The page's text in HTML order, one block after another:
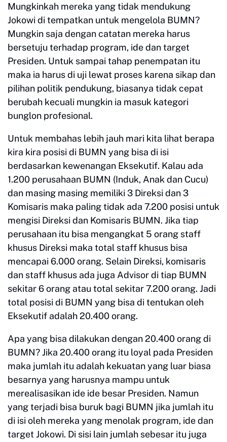
Mungkinkah mereka yang tidak mendukung
Jokowi di tempatkan untuk mengelola BUMN?
Mungkin saja dengan catatan mereka harus
bersetuju terhadap program, ide dan target
Presiden. Untuk sampai tahap penempatan itu
maka ia harus di uji lewat proses karena sikap dan
pilihan politik pendukung, biasanya tidak cepat
berubah kecuali mungkin ia masuk kategori
bunglon profesional.
Untuk membahas lebih jauh mari kita lihat berapa
kira kira posisi di BUMN yang bisa di isi
berdasarkan kewenangan Eksekutif. Kalau ada
1.200 perusahaan BUMN (Induk, Anak dan Cucu)
dan masing masing memiliki 3 Direksi dan 3
Komisaris maka paling tidak ada 7.200 posisi untuk
mengisi Direksi dan Komisaris BUMN. Jika tiap
perusahaan itu bisa mengangkat 5 orang staff
khusus Direksi maka total staff khusus bisa
mencapai 6.000 orang. Selain Direksi, komisaris
dan staff khusus ada juga Advisor di tiap BUMN
sekitar 6 orang atau total sekitar 7.200 orang. Jadi
total posisi di BUMN yang bisa di tentukan oleh
Eksekutif adalah 20.400 orang.
Apa yang bisa dilakukan dengan 20.400 orang di
BUMN? Jika 20.400 orang itu loyal pada Presiden
maka jumlah itu adalah kekuatan yang luar biasa
besarnya yang harusnya mampu untuk
merealisasikan ide ide besar Presiden. Namun
yang terjadi bisa buruk bagi BUMN jika jumlah itu
di isi oleh mereka yang menolak program, ide dan
target Jokowi. Di sisi lain jumlah sebesar itu juga